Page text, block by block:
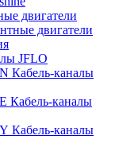
двигатели
двигатели
JFLO
Кабель-каналы
Кабель-каналы
Кабель-каналы